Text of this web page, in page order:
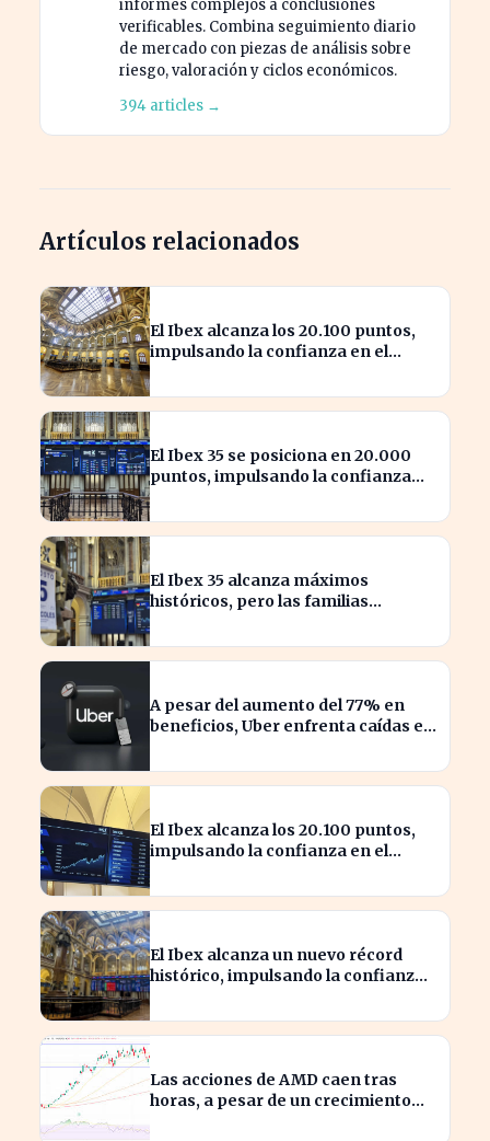
informes complejos a conclusiones
verificables. Combina seguimiento diario
de mercado con piezas de análisis sobre
riesgo, valoración y ciclos económicos.
394 articles →
Artículos relacionados
El Ibex alcanza los 20.100 puntos,
impulsando la confianza en el
El Ibex 35 se posiciona en 20.000
puntos, impulsando la confianza
El Ibex 35 alcanza máximos
históricos, pero las familias
A pesar del aumento del 77% en
beneficios, Uber enfrenta caídas en
El Ibex alcanza los 20.100 puntos,
impulsando la confianza en el
El Ibex alcanza un nuevo récord
histórico, impulsando la confianza
Las acciones de AMD caen tras
horas, a pesar de un crecimiento